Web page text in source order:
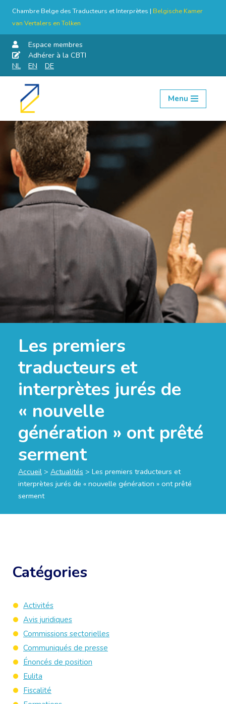
Chambre Belge des Traducteurs et Interprètes | Belgische Kamer
van Vertalers en Tolken
Espace membres
Adhérer à la CBTI
NL
EN DE
Aller
contenu
Menu
Les premiers
traducteurs et
interprètes jurés de
« nouvelle
génération » ont prêté
serment
Accueil > Actualités > Les premiers traducteurs et
interprètes jurés de « nouvelle génération » ont prêté
serment
Catégories
Activités
Avis juridiques
Commissions sectorielles
Communiqués de presse
Énoncés de position
Eulita
Fiscalité